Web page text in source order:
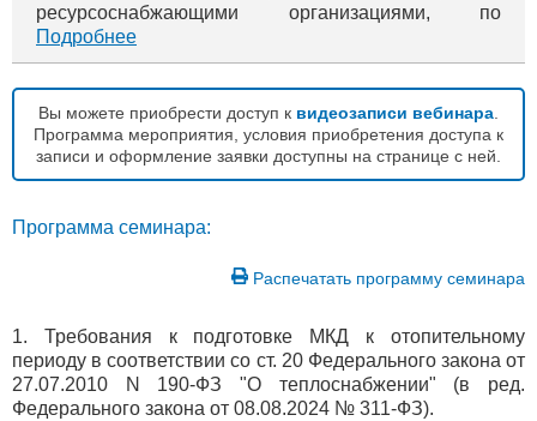
ресурсоснабжающими организациями, по
оспариванию монопольного сговора тепловиков в
г. Перми. Вы можете просмотреть бесплатные вид...
Подробнее
Вы можете приобрести доступ к видеозаписи вебинара
Программа мероприятия, условия приобретения доступа к
записи и оформление заявки доступны на странице с ней.
Программа семинара:
Распечатать программу семинара
1. Требования к подготовке МКД к отопительному
периоду в соответствии со ст. 20 Федерального закона от
27.07.2010 N 190-ФЗ "О теплоснабжении" (в ред.
Федерального закона от 08.08.2024 № 311-ФЗ).